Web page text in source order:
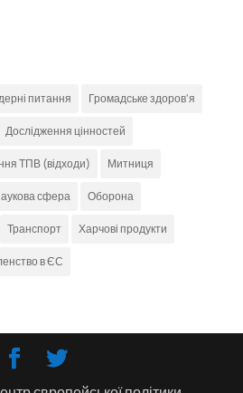
питання Громадське здоров'я
Дослідження цінностей
ТПВ (відходи) Митниця
сфера Оборона
Транспорт Харчові продукти
в ЄС